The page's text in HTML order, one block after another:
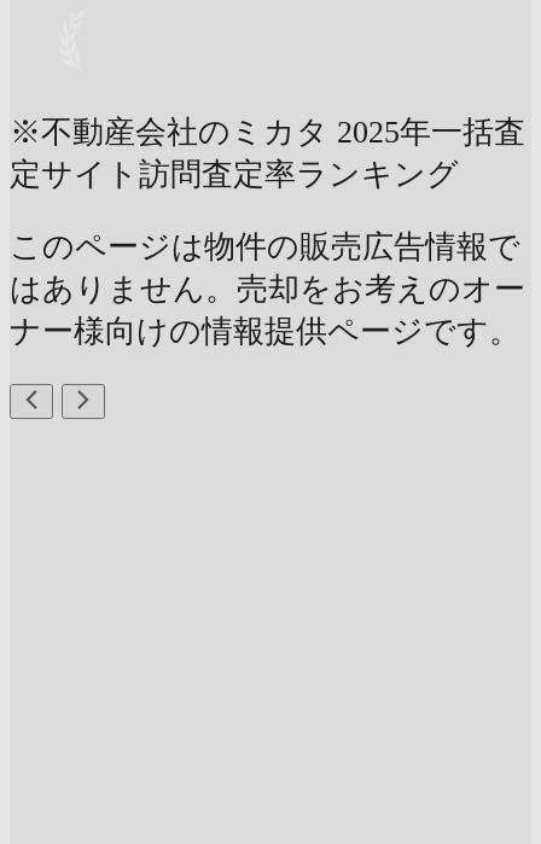
※不動産会社のミカタ 2025年一括査
定サイト訪問査定率ランキング
このページは物件の販売広告情報で
はありません。売却をお考えのオー
ナー様向けの情報提供ページです。